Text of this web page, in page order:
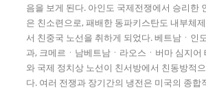
음을 보게 된다. 아인도 국제전쟁에서 승리한
은 친소련으로, 패배한 동파키스탄도 내부체
서 친중국 노선을 취하게 되었다. 베트남ㆍ인
과, 크메르ㆍ남베트남ㆍ라오스ㆍ버마 심지어
와 국제 정치상 노선이 친서방에서 친동방적
다. 여러 전쟁과 장기간의 냉전은 미국의 종합